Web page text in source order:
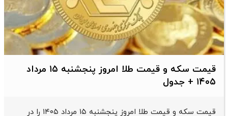
قیمت سکه و قیمت طلا امروز پنجشنبه ۱۵ مرداد
۱۴۰۵ + جدول
قیمت سکه و قیمت طلا امروز پنجشنبه ۱۵ مرداد ۱۴۰۵ را در